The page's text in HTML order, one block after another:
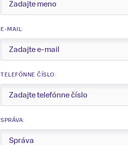
E-MAIL:
TELEFÓNNE ČÍSLO:
SPRÁVA: